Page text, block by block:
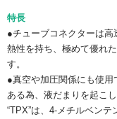
特長
●チューブコネクターは
熱性を持ち、極めて優れ
す。
●真空や加圧関係にも使
ある為、液だまりを起こし
“TPX”は、4-メチルベンテ